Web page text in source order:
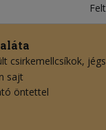
csirkemellcsíkok
sajt
öntettel